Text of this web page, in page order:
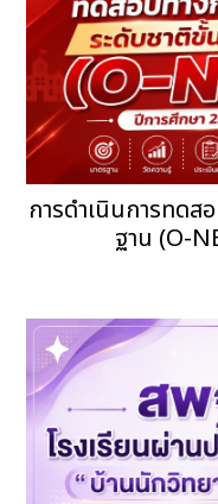
การดำเนินการทด
ฐาน (O-